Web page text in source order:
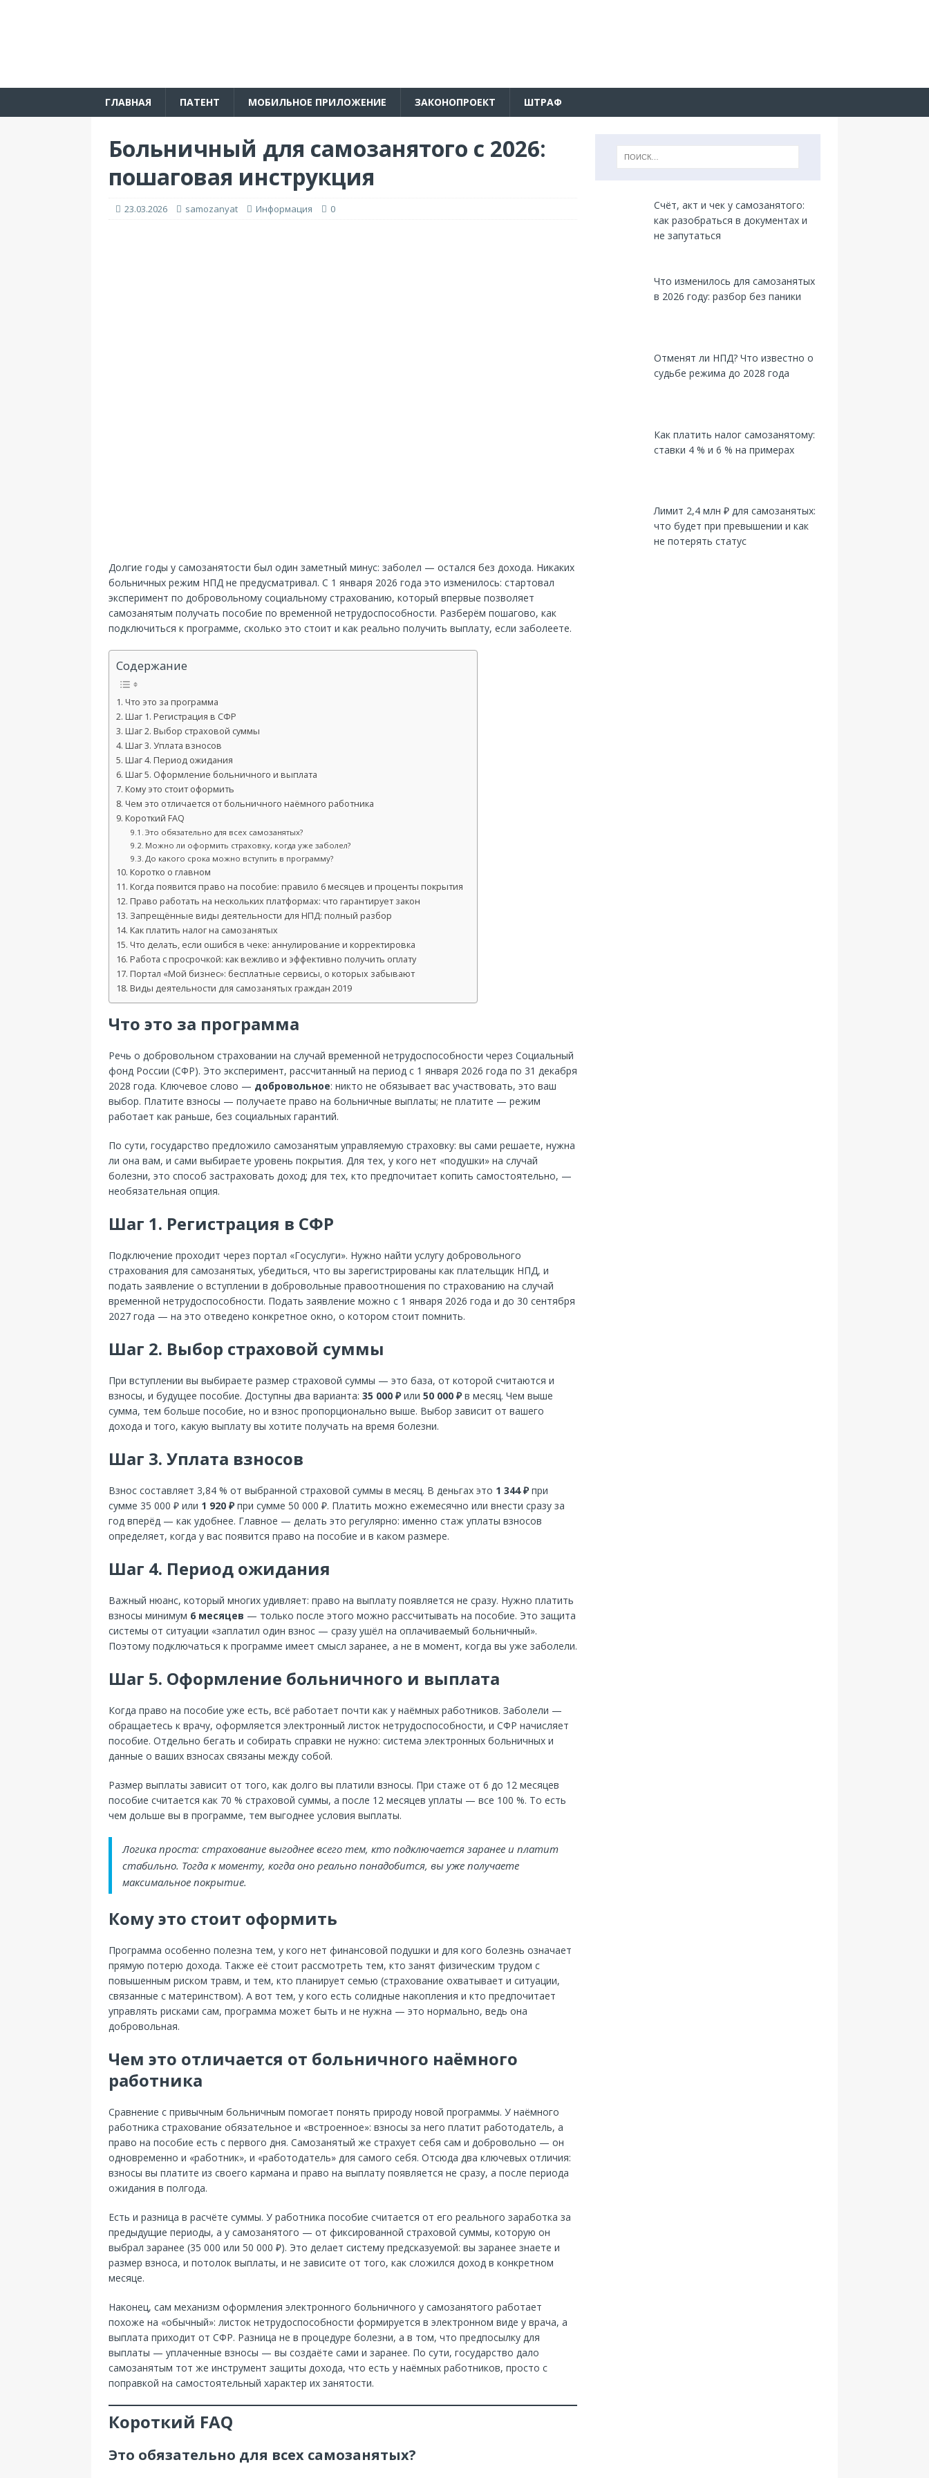
ГЛАВНАЯ ПАТЕНТ МОБИЛЬНОЕ ПРИЛОЖЕНИЕ ЗАКОНОПРОЕКТ ШТРАФ
Больничный для самозанятого с 2026:
пошаговая инструкция
23.03.2026 samozanyat Информация 0
Долгие годы у самозанятости был один заметный минус: заболел — остался без дохода. Никаких
больничных режим НПД не предусматривал. С 1 января 2026 года это изменилось: стартовал
эксперимент по добровольному социальному страхованию, который впервые позволяет
самозанятым получать пособие по временной нетрудоспособности. Разберём пошагово, как
подключиться к программе, сколько это стоит и как реально получить выплату, если заболеете.
Содержание
Что это за программа
Шаг 1. Регистрация в СФР
Шаг 2. Выбор страховой суммы
Шаг 3. Уплата взносов
Шаг 4. Период ожидания
Шаг 5. Оформление больничного и выплата
Кому это стоит оформить
Чем это отличается от больничного наёмного работника
Короткий FAQ
Это обязательно для всех самозанятых?
Можно ли оформить страховку, когда уже заболел?
До какого срока можно вступить в программу?
Коротко о главном
Когда появится право на пособие: правило 6 месяцев и проценты покрытия
Право работать на нескольких платформах: что гарантирует закон
Запрещённые виды деятельности для НПД: полный разбор
Как платить налог на самозанятых
Что делать, если ошибся в чеке: аннулирование и корректировка
Работа с просрочкой: как вежливо и эффективно получить оплату
Портал «Мой бизнес»: бесплатные сервисы, о которых забывают
Виды деятельности для самозанятых граждан 2019
Что это за программа
Речь о добровольном страховании на случай временной нетрудоспособности через Социальный
фонд России (СФР). Это эксперимент, рассчитанный на период с 1 января 2026 года по 31 декабря
2028 года. Ключевое слово — добровольное: никто не обязывает вас участвовать, это ваш
выбор. Платите взносы — получаете право на больничные выплаты; не платите — режим
работает как раньше, без социальных гарантий.
По сути, государство предложило самозанятым управляемую страховку: вы сами решаете, нужна
ли она вам, и сами выбираете уровень покрытия. Для тех, у кого нет «подушки» на случай
болезни, это способ застраховать доход; для тех, кто предпочитает копить самостоятельно, —
необязательная опция.
Шаг 1. Регистрация в СФР
Подключение проходит через портал «Госуслуги». Нужно найти услугу добровольного
страхования для самозанятых, убедиться, что вы зарегистрированы как плательщик НПД, и
подать заявление о вступлении в добровольные правоотношения по страхованию на случай
временной нетрудоспособности. Подать заявление можно с 1 января 2026 года и до 30 сентября
2027 года — на это отведено конкретное окно, о котором стоит помнить.
Шаг 2. Выбор страховой суммы
При вступлении вы выбираете размер страховой суммы — это база, от которой считаются и
взносы, и будущее пособие. Доступны два варианта: 35 000 ₽или 50 000 ₽в месяц. Чем выше
сумма, тем больше пособие, но и взнос пропорционально выше. Выбор зависит от вашего
дохода и того, какую выплату вы хотите получать на время болезни.
Шаг 3. Уплата взносов
Взнос составляет 3,84 % от выбранной страховой суммы в месяц. В деньгах это 1 344 ₽при
сумме 35 000 ₽ или 1 920 ₽при сумме 50 000 ₽. Платить можно ежемесячно или внести сразу за
год вперёд — как удобнее. Главное — делать это регулярно: именно стаж уплаты взносов
определяет, когда у вас появится право на пособие и в каком размере.
Шаг 4. Период ожидания
Важный нюанс, который многих удивляет: право на выплату появляется не сразу. Нужно платить
взносы минимум 6 месяцев — только после этого можно рассчитывать на пособие. Это защита
системы от ситуации «заплатил один взнос — сразу ушёл на оплачиваемый больничный».
Поэтому подключаться к программе имеет смысл заранее, а не в момент, когда вы уже заболели.
Шаг 5. Оформление больничного и выплата
Когда право на пособие уже есть, всё работает почти как у наёмных работников. Заболели —
обращаетесь к врачу, оформляется электронный листок нетрудоспособности, и СФР начисляет
пособие. Отдельно бегать и собирать справки не нужно: система электронных больничных и
данные о ваших взносах связаны между собой.
Размер выплаты зависит от того, как долго вы платили взносы. При стаже от 6 до 12 месяцев
пособие считается как 70 % страховой суммы, а после 12 месяцев уплаты — все 100 %. То есть
чем дольше вы в программе, тем выгоднее условия выплаты.
Логика проста: страхование выгоднее всего тем, кто подключается заранее и платит
стабильно. Тогда к моменту, когда оно реально понадобится, вы уже получаете
максимальное покрытие.
Кому это стоит оформить
Программа особенно полезна тем, у кого нет финансовой подушки и для кого болезнь означает
прямую потерю дохода. Также её стоит рассмотреть тем, кто занят физическим трудом с
повышенным риском травм, и тем, кто планирует семью (страхование охватывает и ситуации,
связанные с материнством). А вот тем, у кого есть солидные накопления и кто предпочитает
управлять рисками сам, программа может быть и не нужна — это нормально, ведь она
добровольная.
Чем это отличается от больничного наёмного
работника
Сравнение с привычным больничным помогает понять природу новой программы. У наёмного
работника страхование обязательное и «встроенное»: взносы за него платит работодатель, а
право на пособие есть с первого дня. Самозанятый же страхует себя сам и добровольно — он
одновременно и «работник», и «работодатель» для самого себя. Отсюда два ключевых отличия:
взносы вы платите из своего кармана и право на выплату появляется не сразу, а после периода
ожидания в полгода.
Есть и разница в расчёте суммы. У работника пособие считается от его реального заработка за
предыдущие периоды, а у самозанятого — от фиксированной страховой суммы, которую он
выбрал заранее (35 000 или 50 000 ₽). Это делает систему предсказуемой: вы заранее знаете и
размер взноса, и потолок выплаты, и не зависите от того, как сложился доход в конкретном
месяце.
Наконец, сам механизм оформления электронного больничного у самозанятого работает
похоже на «обычный»: листок нетрудоспособности формируется в электронном виде у врача, а
выплата приходит от СФР. Разница не в процедуре болезни, а в том, что предпосылку для
выплаты — уплаченные взносы — вы создаёте сами и заранее. По сути, государство дало
самозанятым тот же инструмент защиты дохода, что есть у наёмных работников, просто с
поправкой на самостоятельный характер их занятости.
Короткий FAQ
Это обязательно для всех самозанятых?
Счёт, акт и чек у самозанятого:
как разобраться в документах и
не запутаться
Что изменилось для самозанятых
в 2026 году: разбор без паники
Отменят ли НПД? Что известно о
судьбе режима до 2028 года
Как платить налог самозанятому:
ставки 4 % и 6 % на примерах
Лимит 2,4 млн ₽ для самозанятых:
что будет при превышении и как
не потерять статус